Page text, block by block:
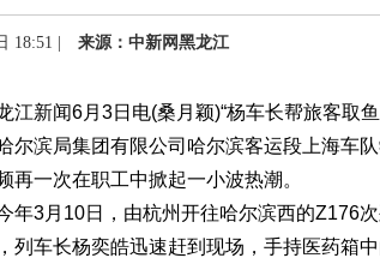
18:51 | 来源：中新网黑龙江
新闻6月3日电(桑月颖)“杨车长帮旅客取鱼
尔滨局集团有限公司哈尔滨客运段上海车
再一次在职工中掀起一小波热潮。
3月10日，由杭州开往哈尔滨西的Z176次
列车长杨奕皓迅速赶到现场，手持医药箱